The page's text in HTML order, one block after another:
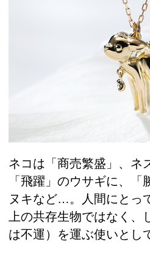
ネコは「商売繁盛」、ネ
「飛躍」のウサギに、「
ヌキなど…。人間にとっ
上の共存生物ではなく
は不運）を運ぶ使いとし